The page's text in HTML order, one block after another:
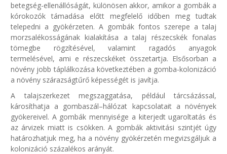
betegség-ellenállóságát, különösen akkor, amikor a gombák a
kórokozók támadása előtt megfelelő időben meg tudtak
telepedni a gyökérzeten. A gombák fontos szerepe a talaj
morzsalékosságának kialakítása a talaj részecskék fonalas
tömegbe rögzítésével, valamint ragadós anyagok
termelésével, ami e részecskéket összetartja. Elsősorban a
növény jobb táplálkozása következtében a gomba-kolonizáció
a növény szárazságtűrő képességét is javítja.
A talajszerkezet megszaggatása, például tárcsázással,
károsíthatja a gombaszál–hálózat kapcsolatait a növények
gyökereivel. A gombák mennyisége a kiterjedt ugaroltatás és
az árvizek miatt is csökken. A gombák aktivitási szintjét úgy
határozhatjuk meg, ha a növény gyökérzetén megvizsgáljuk a
kolonizáció százalékos arányát.